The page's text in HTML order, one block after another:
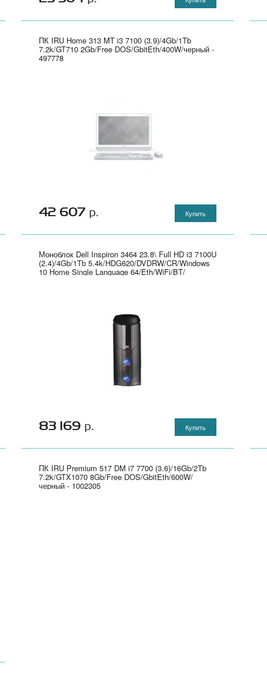
ПК IRU Home 313 MT i3 7100 (3.9)/4Gb/1Tb
7.2k/GT710 2Gb/Free DOS/GbitEth/400W/черный -
497778
42 607р. Купить
Моноблок Dell Inspiron 3464 23.8\ Full HD i3 7100U
(2.4)/4Gb/1Tb 5.4k/HDG620/DVDRW/CR/Windows
10 Home Single Language 64/Eth/WiFi/BT/
83 169р. Купить
ПК IRU Premium 517 DM i7 7700 (3.6)/16Gb/2Tb
7.2k/GTX1070 8Gb/Free DOS/GbitEth/600W/
черный - 1002305